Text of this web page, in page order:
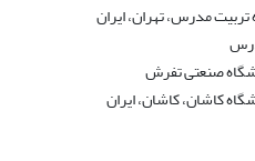
مدرس، تهران، ایران
صنعتی تفرش
کاشان، کاشان، ایران